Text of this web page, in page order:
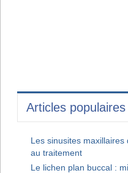
Articles populaires
Les sinusites
au traitement
Le lichen plan buccal :